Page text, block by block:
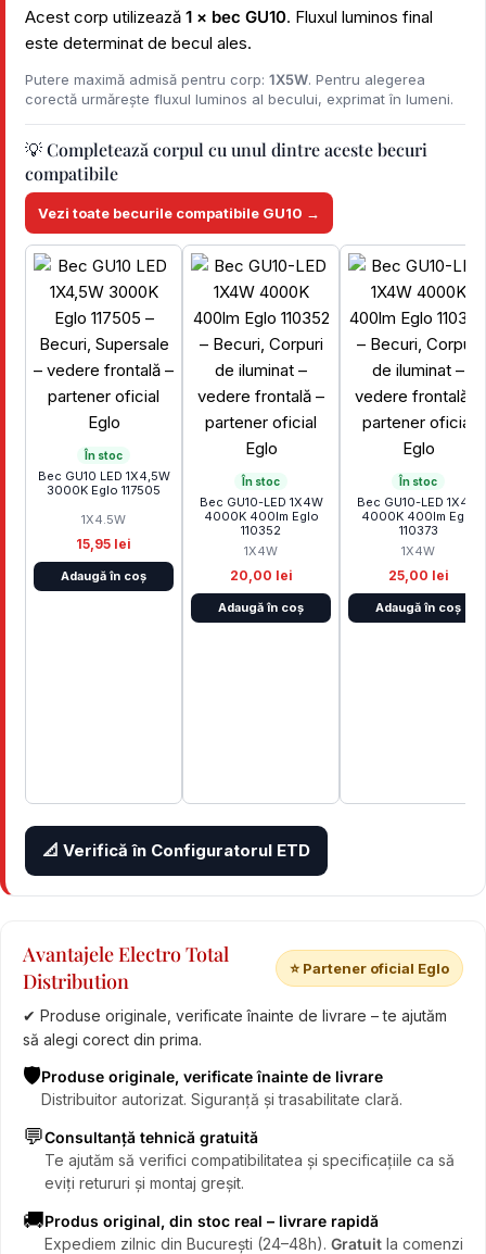
Acest corp utilizează 1 × bec GU10. Fluxul luminos final
este determinat de becul ales.
Putere maximă admisă pentru corp: 1X5W. Pentru alegerea
corectă urmărește fluxul luminos al becului, exprimat în lumeni.
💡 Completează corpul cu unul dintre aceste becuri
compatibile
Vezi toate becurile compatibile GU10 →
În stoc
Bec GU10 LED 1X4,5W
3000K Eglo 117505
1X4.5W
15,95 lei
Adaugă în coș
În stoc
Bec GU10-LED 1X4W
4000K 400lm Eglo
110352
1X4W
20,00 lei
Adaugă în coș
În stoc
Bec GU10-LED 1X4W
4000K 400lm Eglo
110373
1X4W
25,00 lei
Adaugă în coș
📐 Verifică în Configuratorul ETD
Avantajele Electro Total
Distribution
⭐ Partener oficial Eglo
✔ Produse originale, verificate înainte de livrare – te ajutăm
să alegi corect din prima.
🛡️Produse originale, verificate înainte de livrare
Distribuitor autorizat. Siguranță și trasabilitate clară.
💬Consultanță tehnică gratuită
Te ajutăm să verifici compatibilitatea și specificațiile ca să
eviți retururi și montaj greșit.
🚚Produs original, din stoc real – livrare rapidă
Expediem zilnic din București (24–48h). Gratuit la comenzi